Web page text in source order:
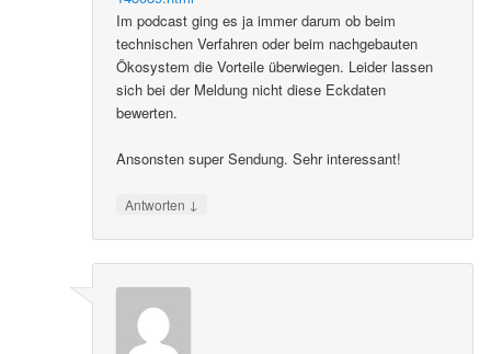
Im podcast ging es ja immer darum ob beim
technischen Verfahren oder beim nachgebauten
Ökosystem die Vorteile überwiegen. Leider lassen
sich bei der Meldung nicht diese Eckdaten
bewerten.
Ansonsten super Sendung. Sehr interessant!
Antworten ↓